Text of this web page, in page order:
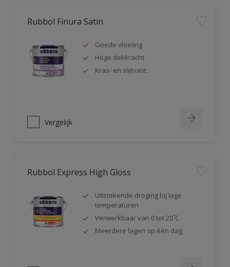
Rubbol Finura Satin
Goede vloeiing
Hoge dekkracht
Kras- en slijtvast
Vergelijk
Rubbol Express High Gloss
Uitstekende droging bij lage
temperaturen
Verwerkbaar van 0 tot 20˚C
Meerdere lagen op één dag